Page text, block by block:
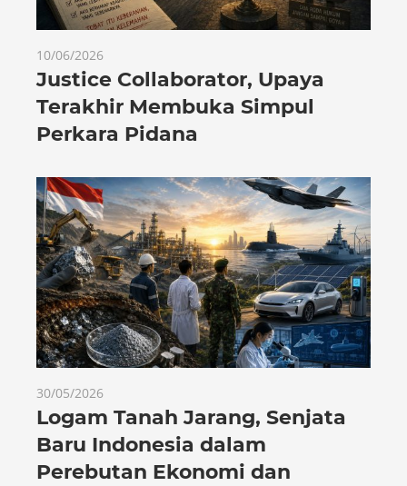
10/06/2026
Justice Collaborator, Upaya
Terakhir Membuka Simpul
Perkara Pidana
30/05/2026
Logam Tanah Jarang, Senjata
Baru Indonesia dalam
Perebutan Ekonomi dan